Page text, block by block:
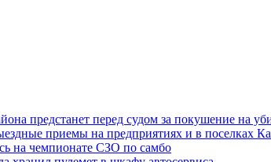
предстанет перед судом за покушение на
приемы на предприятиях и в поселках
на чемпионате СЗО по самбо